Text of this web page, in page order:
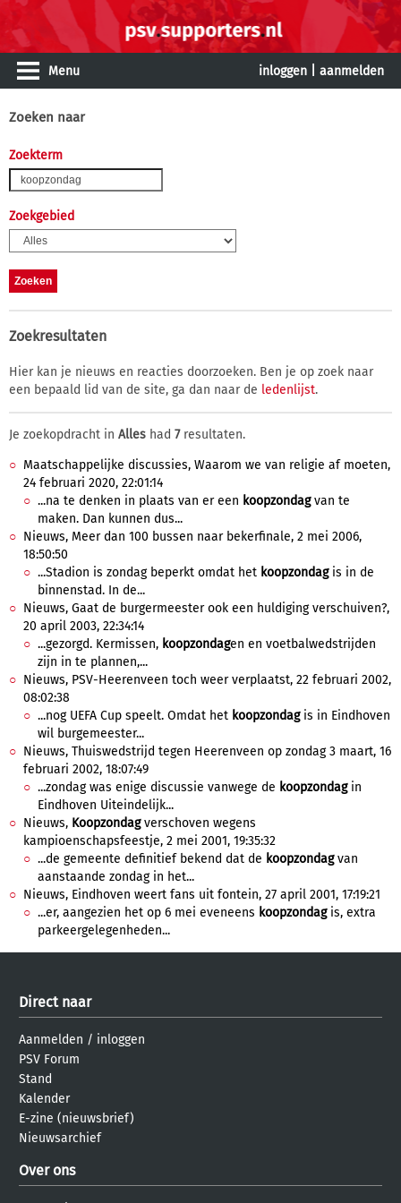
Menu inloggen aanmelden
Zoeken naar
Zoekterm
Zoekgebied
Zoekresultaten
Hier kan je nieuws en reacties doorzoeken. Ben je op zoek naar
een bepaald lid van de site, ga dan naar de ledenlijst.
Je zoekopdracht in Alles had 7resultaten.
Maatschappelijke discussies, Waarom we van religie af moeten,
24 februari 2020, 22:01:14
...na te denken in plaats van er een koopzondagvan te
maken. Dan kunnen dus...
Nieuws, Meer dan 100 bussen naar bekerfinale, 2 mei 2006,
18:50:50
...Stadion is zondag beperkt omdat het koopzondagis in de
binnenstad. In de...
Nieuws, Gaat de burgermeester ook een huldiging verschuiven?,
20 april 2003, 22:34:14
...gezorgd. Kermissen, koopzondagen en voetbalwedstrijden
zijn in te plannen,...
Nieuws, PSV-Heerenveen toch weer verplaatst, 22 februari 2002,
08:02:38
...nog UEFA Cup speelt. Omdat het koopzondagis in Eindhoven
wil burgemeester...
Nieuws, Thuiswedstrijd tegen Heerenveen op zondag 3 maart, 16
februari 2002, 18:07:49
...zondag was enige discussie vanwege de koopzondagin
Eindhoven Uiteindelijk...
Nieuws, Koopzondagverschoven wegens
kampioenschapsfeestje, 2 mei 2001, 19:35:32
...de gemeente definitief bekend dat de koopzondagvan
aanstaande zondag in het...
Nieuws, Eindhoven weert fans uit fontein, 27 april 2001, 17:19:21
...er, aangezien het op 6 mei eveneens koopzondagis, extra
parkeergelegenheden...
Direct naar
Aanmelden / inloggen
PSV Forum
Stand
Kalender
E-zine (nieuwsbrief)
Nieuwsarchief
Over ons